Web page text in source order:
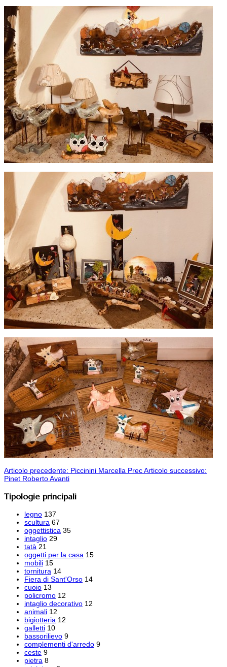
Articolo precedente: Piccinini Marcella PrecArticolo successivo:
Pinet RobertoAvanti
Tipologie principali
legno 137
scultura 67
oggettistica 35
intaglio 29
tatà 21
oggetti per la casa 15
mobili 15
tornitura 14
Fiera di Sant'Orso 14
cuoio 13
policromo 12
intaglio decorativo 12
animali 12
bigiotteria 12
galletti 10
bassorilievo 9
complementi d'arredo 9
ceste 9
pietra 8